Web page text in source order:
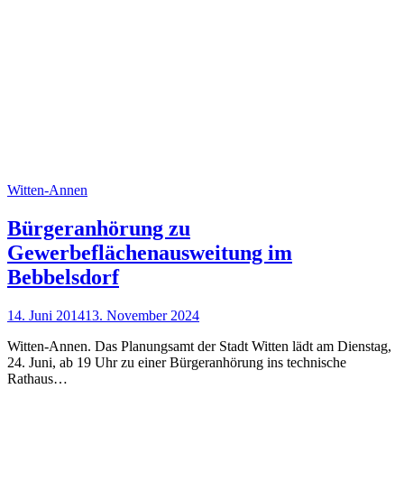
Witten-Annen
Bürgeranhörung zu
Gewerbeflächenausweitung im
Bebbelsdorf
14. Juni 201413. November 2024
Witten-Annen. Das Planungsamt der Stadt Witten lädt am Dienstag,
24. Juni, ab 19 Uhr zu einer Bürgeranhörung ins technische
Rathaus…